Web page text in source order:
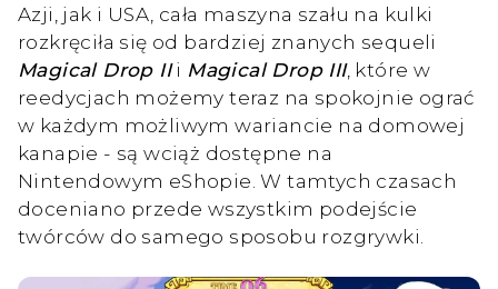
Azji, jak i USA, cała maszyna szału na kulki
rozkręciła się od bardziej znanych sequeli
Magical Drop IIi Magical Drop III, które w
reedycjach możemy teraz na spokojnie ograć
w każdym możliwym wariancie na domowej
kanapie - są wciąż dostępne na
Nintendowym eShopie. W tamtych czasach
doceniano przede wszystkim podejście
twórców do samego sposobu rozgrywki.